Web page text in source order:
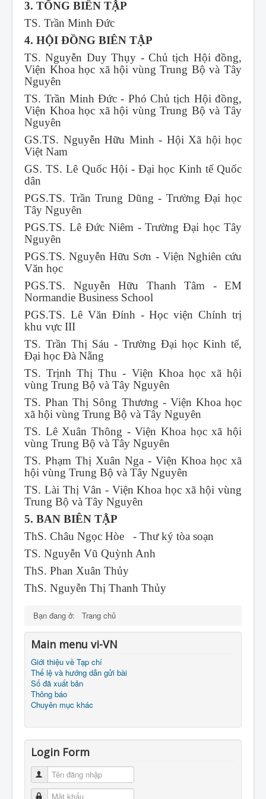
3. TỔNG BIÊN TẬP
TS. Trần Minh Đức
4. HỘI ĐỒNG BIÊN TẬP
TS. Nguyễn Duy Thụy - Chủ tịch Hội đồng,
Viện Khoa học xã hội vùng Trung Bộ và Tây
Nguyên
TS. Trần Minh Đức - Phó Chủ tịch Hội đồng,
Viện Khoa học xã hội vùng Trung Bộ và Tây
Nguyên
GS.TS. Nguyễn Hữu Minh - Hội Xã hội học
Việt Nam
GS. TS. Lê Quốc Hội - Đại học Kinh tế Quốc
dân
PGS.TS. Trần Trung Dũng - Trường Đại học
Tây Nguyên
PGS.TS. Lê Đức Niêm - Trường Đại học Tây
Nguyên
PGS.TS. Nguyễn Hữu Sơn - Viện Nghiên cứu
Văn học
PGS.TS. Nguyễn Hữu Thanh Tâm - EM
Normandie Business School
PGS.TS. Lê Văn Đính - Học viện Chính trị
khu vực III
TS. Trần Thị Sáu - Trường Đại học Kinh tế,
Đại học Đà Nẵng
TS. Trịnh Thị Thu - Viện Khoa học xã hội
vùng Trung Bộ và Tây Nguyên
TS. Phan Thị Sông Thương - Viện Khoa học
xã hội vùng Trung Bộ và Tây Nguyên
TS. Lê Xuân Thông - Viện Khoa học xã hội
vùng Trung Bộ và Tây Nguyên
TS. Phạm Thị Xuân Nga - Viện Khoa học xã
hội vùng Trung Bộ và Tây Nguyên
TS. Lài Thị Vân - Viện Khoa học xã hội vùng
Trung Bộ và Tây Nguyên
5. BAN BIÊN TẬP
ThS. Châu Ngọc Hòe - Thư ký tòa soạn
TS. Nguyễn Vũ Quỳnh Anh
ThS. Phan Xuân Thủy
ThS. Nguyễn Thị Thanh Thủy
Bạn đang ở: Trang chủ
Main menu vi-VN
Giới thiệu về Tạp chí
Thể lệ và hướng dẫn gửi bài
Số đã xuất bản
Thông báo
Chuyên mục khác
Login Form
Tên đăng nhập
Mật khẩu